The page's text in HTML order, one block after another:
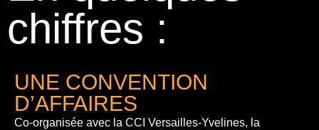
chiffres :
UNE CONVENTION
D’AFFAIRES
Co-organisée avec la CCI Versailles-Yvelines, la